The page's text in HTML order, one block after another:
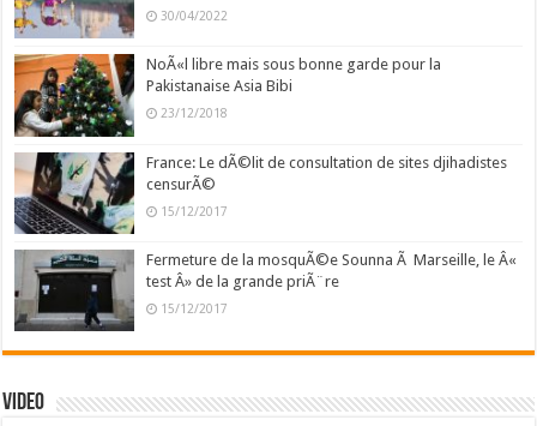
30/04/2022
NoÃ«l libre mais sous bonne garde pour la
Pakistanaise Asia Bibi
23/12/2018
France: Le dÃ©lit de consultation de sites djihadistes
censurÃ©
15/12/2017
Fermeture de la mosquÃ©e Sounna Ã Marseille, le Â«
test Â» de la grande priÃ¨re
15/12/2017
Video